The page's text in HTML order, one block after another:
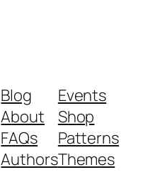
Blog
About
FAQs
Authors
Events
Shop
Patterns
Themes